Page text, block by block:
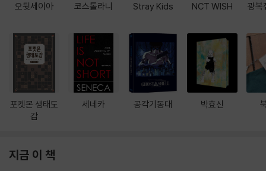
오뒷세이아
포켓몬 생태도
감
코스톨라니
세네카
Stray Kids
공각기동대
NCT WISH
박효신
광복
지금 이 책